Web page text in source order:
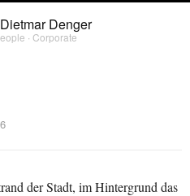
∙ Corporate
der Stadt, im Hintergrund das